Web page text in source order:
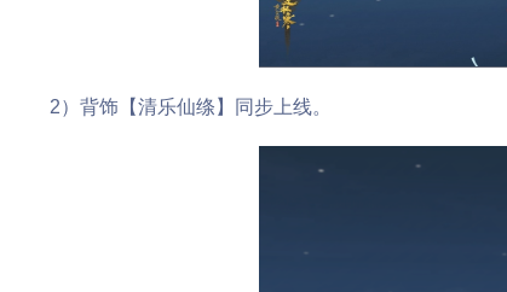
2）背饰【清乐仙绦】同步上线。